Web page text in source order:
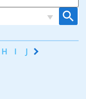
H I J K